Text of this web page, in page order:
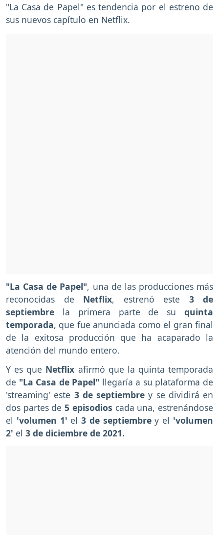
"La Casa de Papel" es tendencia por el estreno de
sus nuevos capítulo en Netflix.
"La Casa de Papel", una de las producciones más
reconocidas de Netflix, estrenó este 3 de
septiembre la primera parte de su quinta
temporada, que fue anunciada como el gran final
de la exitosa producción que ha acaparado la
atención del mundo entero.
Y es que Netflix afirmó que la quinta temporada
de "La Casa de Papel" llegaría a su plataforma de
'streaming' este 3 de septiembre y se dividirá en
dos partes de5 episodios cada una, estrenándose
el 'volumen 1' el3 de septiembrey el 'volumen
2' el 3 de diciembre de 2021.